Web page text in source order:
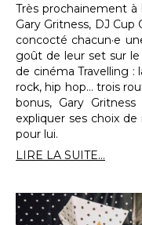
Très prochainement à
Gary Gritness, DJ
concocté chacun·e
goût de leur set sur
de cinéma Travelling :
rock, hip hop… trois
bonus, Gary
expliquer ses choix
pour lui.
LIRE LA SUITE...